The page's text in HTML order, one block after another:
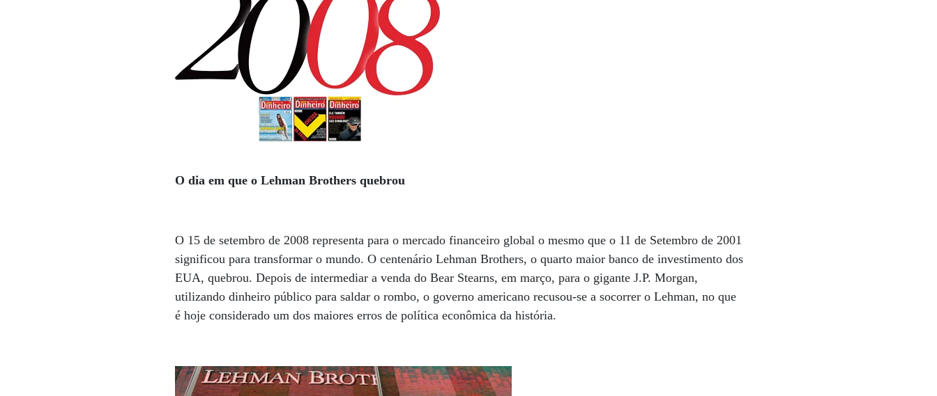
O dia em que o Lehman Brothers quebrou
O 15 de setembro de 2008 representa para o mercado financeiro global o mesmo que o 11 de Setembro de 2001
significou para transformar o mundo. O centenário Lehman Brothers, o quarto maior banco de investimento dos
EUA, quebrou. Depois de intermediar a venda do Bear Stearns, em março, para o gigante J.P. Morgan,
utilizando dinheiro público para saldar o rombo, o governo americano recusou-se a socorrer o Lehman, no que
é hoje considerado um dos maiores erros de política econômica da história.